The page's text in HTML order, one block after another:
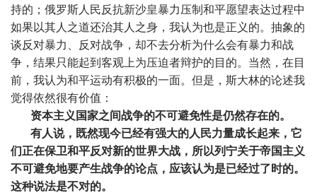
持的；俄罗斯人民反抗新沙皇暴力压制和平愿望表达过程中
如果以其人之道还治其人之身，我认为也是正义的。抽象的
谈反对暴力、反对战争，却不去分析为什么会有暴力和战
争，结果只能起到客观上为压迫者辩护的目的。当然，在目
前，我认为和平运动有积极的一面。但是，斯大林的论述我
觉得依然很有价值：
资本主义国家之间战争的不可避免性是仍然存在的。
有人说，既然现今已经有强大的人民力量成长起来，它
们正在保卫和平反对新的世界大战，所以列宁关于帝国主义
不可避免地要产生战争的论点，应该认为是已经过了时的。
这种说法是不对的。